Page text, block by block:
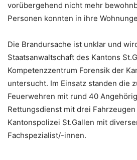
vorübergehend nicht mehr
Personen konnten in ihre
Die Brandursache ist unklar und
Staatsanwaltschaft des Kantons
Kompetenzzentrum Forensik der
untersucht. Im Einsatz standen die
Feuerwehren mit rund 40
Rettungsdienst mit drei
Kantonspolizei St.Gallen mit
Fachspezialist/-innen.